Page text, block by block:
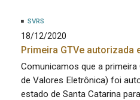
SVRS
18/12/2020
Primeira GTVe autorizada
Comunicamos que a primeira
de Valores Eletrônica) foi
estado de Santa Catarina